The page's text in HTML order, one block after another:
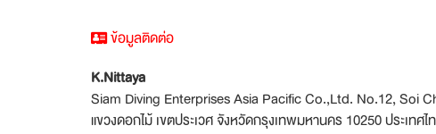
ข้อมูลติดต่อ
K.Nittaya
Siam Diving Enterprises Asia Pacific Co.,Ltd. No.12, Soi
แขวงดอกไม้ เขตประเวศ จังหวัดกรุงเทพมหานคร 10250 ประเทศไ